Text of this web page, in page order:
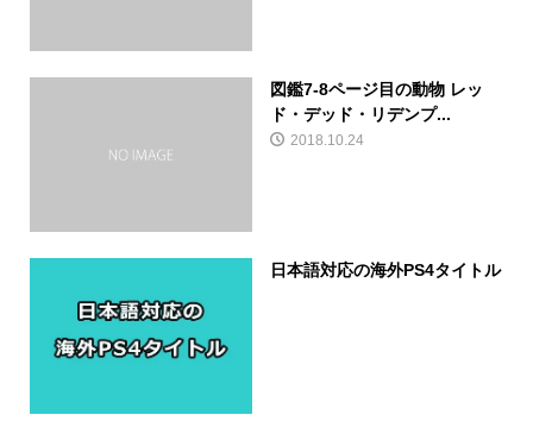
図鑑7-8ページ目の動物 レッ
ド・デッド・リデンプ...
2018.10.24
日本語対応の海外PS4タイトル